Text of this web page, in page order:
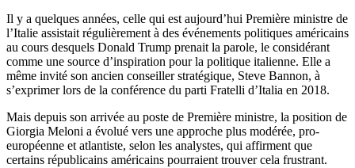
Il y a quelques années, celle qui est aujourd’hui Première ministre de
l’Italie assistait régulièrement à des événements politiques américains
au cours desquels Donald Trump prenait la parole, le considérant
comme une source d’inspiration pour la politique italienne. Elle a
même invité son ancien conseiller stratégique, Steve Bannon, à
s’exprimer lors de la conférence du parti Fratelli d’Italia en 2018.
Mais depuis son arrivée au poste de Première ministre, la position de
Giorgia Meloni a évolué vers une approche plus modérée, pro-
européenne et atlantiste, selon les analystes, qui affirment que
certains républicains américains pourraient trouver cela frustrant.